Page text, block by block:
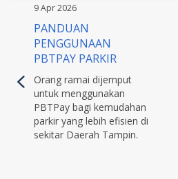
9 Apr 2026
PANDUAN
PENGGUNAAN
PBTPAY PARKIR
Orang ramai dijemput
untuk menggunakan
PBTPay bagi kemudahan
parkir yang lebih efisien di
sekitar Daerah Tampin.